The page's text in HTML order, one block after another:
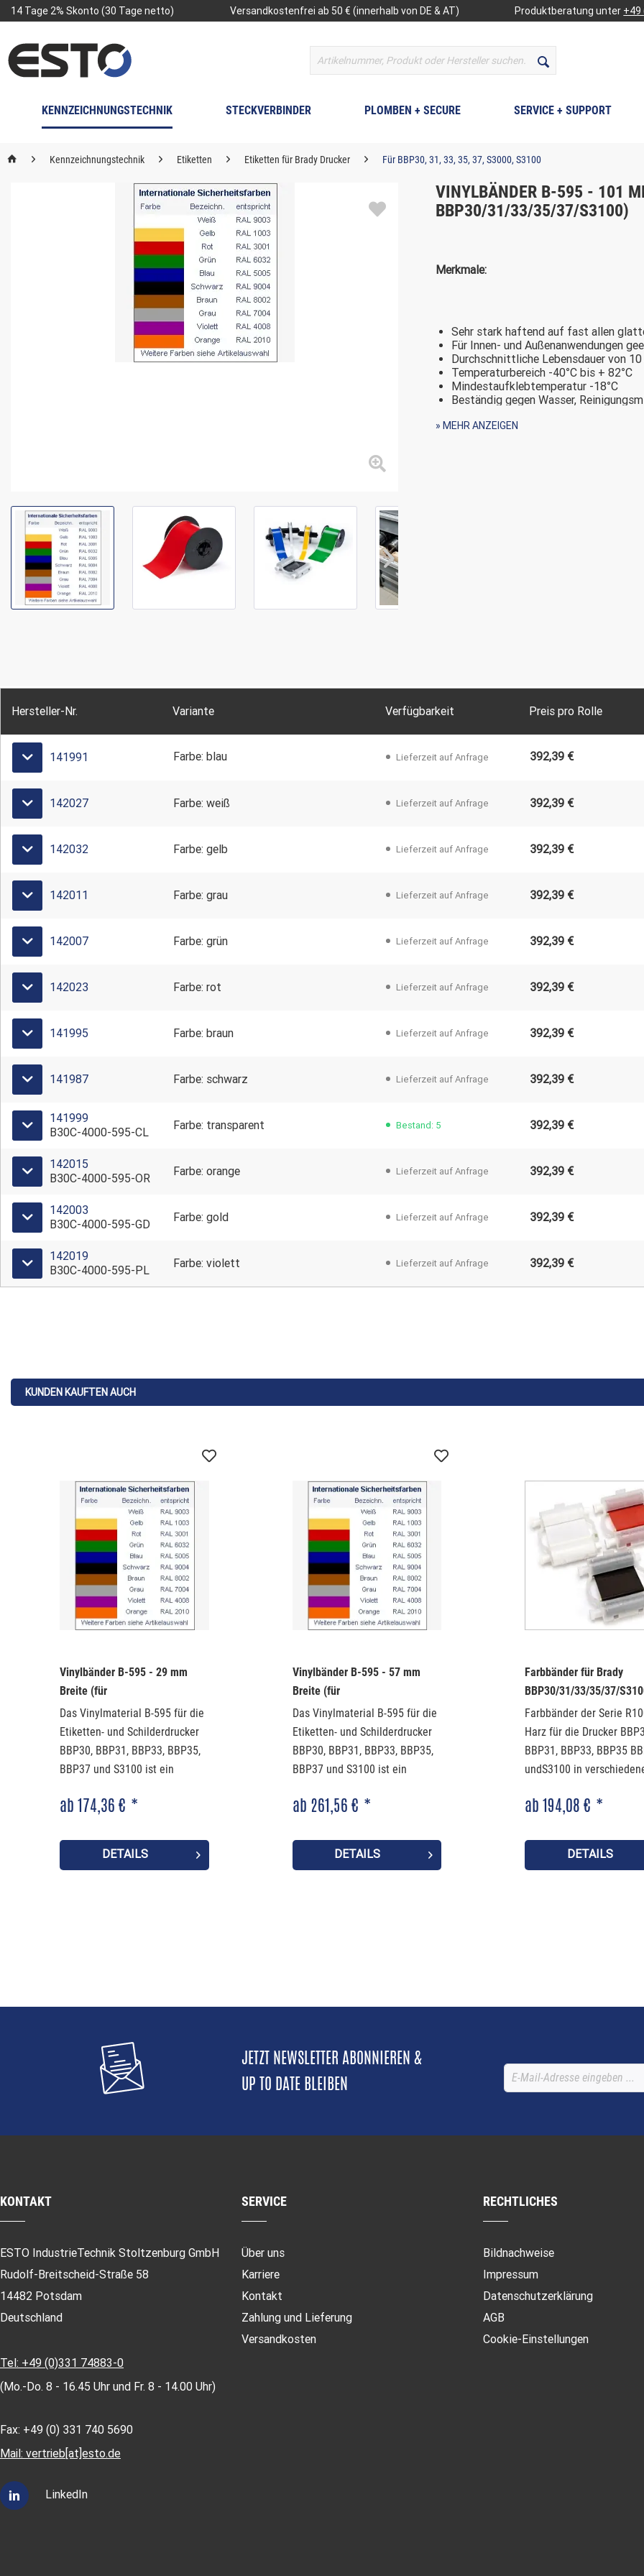
14 Tage 2% Skonto (30 Tage netto) Versandkostenfrei ab 50 € (innerhalb von DE & AT) Produktberatung unter +49
KENNZEICHNUNGSTECHNIK STECKVERBINDER PLOMBEN + SECURE SERVICE + SUPPORT
Kennzeichnungstechnik Etiketten Etiketten für Brady Drucker Für BBP30, 31, 33, 35, 37, S3000, S3100
VINYLBÄNDER B-595 - 101
BBP30/31/33/35/37/S3100)
Merkmale:
Sehr stark haftend auf fast allen
Für Innen- und Außenanwendungen
Durchschnittliche Lebensdauer von
Temperaturbereich -40°C bis + 82°C
Mindestaufklebtemperatur -18°C
Beständig gegen Wasser,
Lieferbar in den Bandbreiten 13 - 100
Laboretiketten,
Nach Druckermodell:
Für BBP30, 31,
» MEHR ANZEIGEN
Hersteller-Nr. Variante Verfügbarkeit Preis pro Rolle
141991 Farbe: blau Lieferzeit auf Anfrage 392,39 €
142027 Farbe: weiß Lieferzeit auf Anfrage 392,39 €
142032 Farbe: gelb Lieferzeit auf Anfrage 392,39 €
142011 Farbe: grau Lieferzeit auf Anfrage 392,39 €
142007 Farbe: grün Lieferzeit auf Anfrage 392,39 €
142023 Farbe: rot Lieferzeit auf Anfrage 392,39 €
141995 Farbe: braun Lieferzeit auf Anfrage 392,39 €
141987 Farbe: schwarz Lieferzeit auf Anfrage 392,39 €
141999
B30C-4000-595-CL
Farbe: transparent Bestand: 5 392,39 €
142015
B30C-4000-595-OR
Farbe: orange Lieferzeit auf Anfrage 392,39 €
142003
B30C-4000-595-GD
Farbe: gold Lieferzeit auf Anfrage 392,39 €
142019
B30C-4000-595-PL
Farbe: violett Lieferzeit auf Anfrage 392,39 €
KUNDEN KAUFTEN AUCH
Vinylbänder B-595 - 29 mm
Breite (für
BBP30/31/33/35/37/S3100)
Das Vinylmaterial B-595 für die
Etiketten- und Schilderdrucker
BBP30, BBP31, BBP33, BBP35,
BBP37 und S3100 ist ein
im Innen- und Außenbereich
verschiedenen Farben
erhältlich.
ab 174,36 € *
DETAILS
Vinylbänder B-595 - 57 mm
Breite (für
BBP30/31/33/35/37/S3100)
Das Vinylmaterial B-595 für die
Etiketten- und Schilderdrucker
BBP30, BBP31, BBP33, BBP35,
BBP37 und S3100 ist ein
im Innen- und Außenbereich
verschiedenen Farben
erhältlich.
ab 261,56 € *
DETAILS
Farbbänder für Brady
BBP30/31/33/35/37/
Drucker - R10000 Serie -
Farbbänder der Serie
Harz für die Drucker
BBP31, BBP33, BBP35
undS3100 in
ab 194,08 € *
DETAILS
JETZT NEWSLETTER ABONNIEREN &
UP TO DATE BLEIBEN
KONTAKT
ESTO IndustrieTechnik Stoltzenburg GmbH
Rudolf-Breitscheid-Straße 58
14482 Potsdam
Deutschland
Tel: +49 (0)331 74883-0
(Mo.-Do. 8 - 16.45 Uhr und Fr. 8 - 14.00 Uhr)
Fax: +49 (0) 331 740 5690
Mail: vertrieb[at]esto.de
LinkedIn
SERVICE
Über uns
Karriere
Kontakt
Zahlung und Lieferung
Versandkosten
RECHTLICHES
Bildnachweise
Impressum
Datenschutzerklärung
AGB
Cookie-Einstellungen